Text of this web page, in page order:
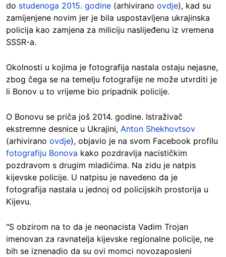
do studenoga 2015. godine (arhivirano ovdje), kad su
zamijenjene novim jer je bila uspostavljena ukrajinska
policija kao zamjena za miliciju naslijeđenu iz vremena
SSSR-a.
Okolnosti u kojima je fotografija nastala ostaju nejasne,
zbog čega se na temelju fotografije ne može utvrditi je
li Bonov u to vrijeme bio pripadnik policije.
O Bonovu se priča još 2014. godine. Istraživač
ekstremne desnice u Ukrajini, Anton Shekhovtsov
(arhivirano ovdje), objavio je na svom Facebook profilu
fotografiju Bonova kako pozdravlja nacističkim
pozdravom s drugim mladićima. Na zidu je natpis
kijevske policije. U natpisu je navedeno da je
fotografija nastala u jednoj od policijskih prostorija u
Kijevu.
"S obzirom na to da je neonacista Vadim Trojan
imenovan za ravnatelja kijevske regionalne policije, ne
bih se iznenadio da su ovi momci novozaposleni